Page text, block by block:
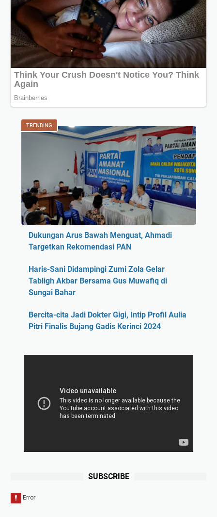
TRENDING
Dukungan Arus Bawah Menguat, Ahmadi
Targetkan Rekomendasi PAN
Haris-Sani Didampingi Zumi Zola Gelar
Tabligh Akbar Bersama Gus Muwafiq di
Sungai Bahar
Bercita-cita Jadi Dokter Gigi, Intip Profil Aulia
Pitri Finalis Bujang Gadis Kerinci 2024
SUBSCRIBE